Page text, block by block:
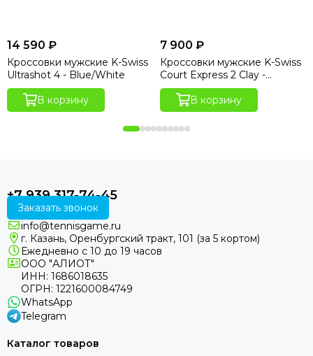
14 590 ₽
Кроссовки мужские K-Swiss
Ultrashot 4 - Blue/White
В корзину
7 900 ₽
Кроссовки мужские K-Swiss
Court Express 2 Clay -
Black/White
В корзину
+7 939 317-74-45
Заказать звонок
info@tennisgame.ru
г. Казань, Оренбургский тракт, 101 (за 5 кортом)
Ежедневно с 10 до 19 часов
ООО "АЛИОТ"
ИНН: 1686018635
ОГРН: 1221600084749
WhatsApp
Telegram
Каталог товаров